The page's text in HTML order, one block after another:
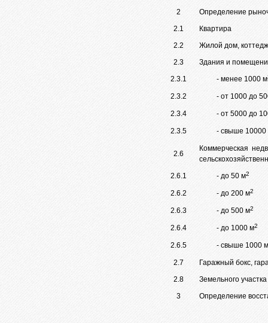
2
Определение
2.1
Квартира
2.2
Жилой дом, коттедж
2.3
Здания и
2.3.1
- менее 1000 м
2.3.2 - от 1000 до
2.3.4 - от 5000 до
2.3.5 - свыше 10000
2.6
Коммерческая
2.6.1
- до 50 м2
2.6.2 - до 200 м2
2.6.3 - до 500 м2
2.6.4 - до 1000 м2
2.6.5 - свыше 1000 м
2.7
Гаражный бокс,
2.8
Земельного участка
3
Определение